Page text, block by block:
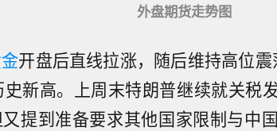
外盘期货走势图
开盘后直线拉涨，随后维持高位
新高。上周末特朗普继续就关税
提到准备要求其他国家限制与中